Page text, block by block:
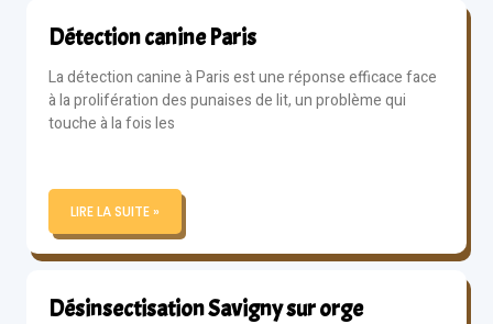
Détection canine Paris
La détection canine à Paris est une réponse efficace face
à la prolifération des punaises de lit, un problème qui
touche à la fois les
LIRE LA SUITE »
Désinsectisation Savigny sur orge